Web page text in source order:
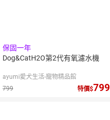
保固一年
Dog&CatH2O第2代有氧濾水機
ayumi愛犬生活-寵物精品館
799
特價 799